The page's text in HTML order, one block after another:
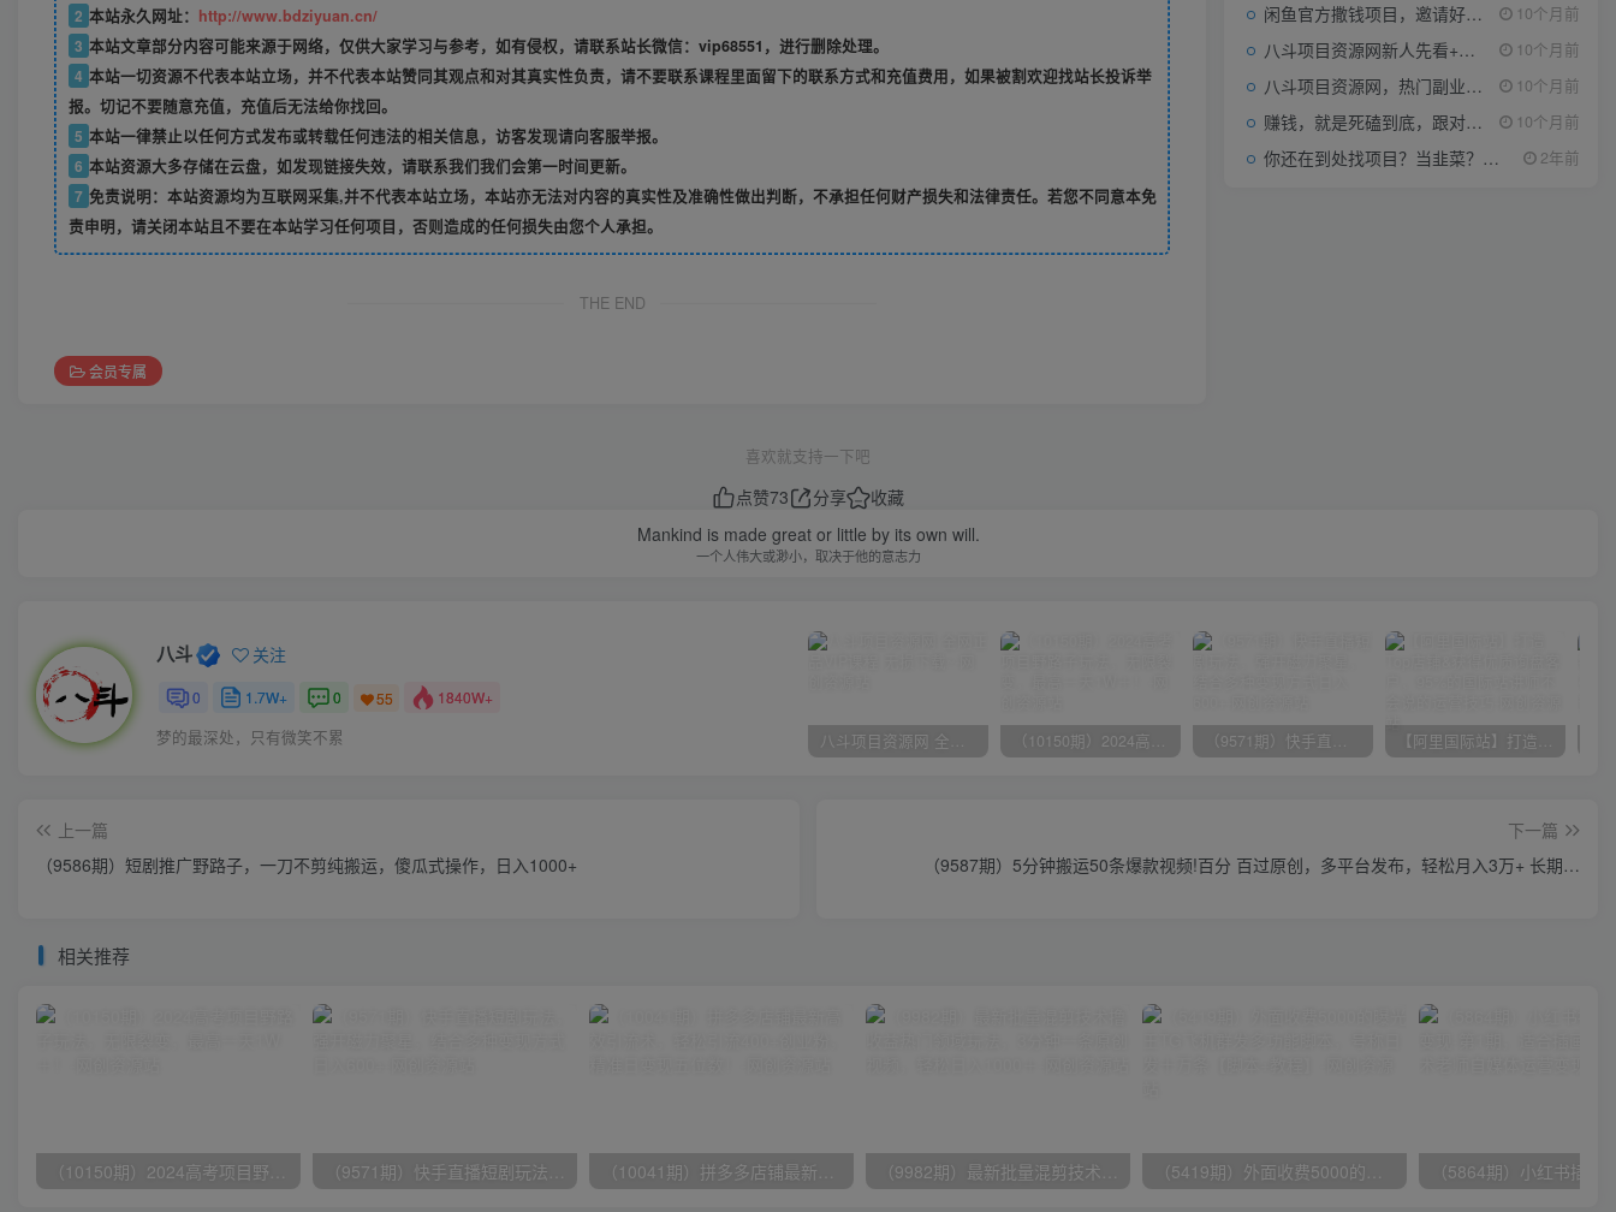
2 本站永久网址： http://www.bdziyuan.cn/
3 本站文章部分内容可能来源于网络，仅供大家学习与参考，如有侵权，请联系站长微信：vip68551，进行删除处理。
4 本站一切资源不代表本站立场，并不代表本站赞同其观点和对其真实性负责，请不要联系课程里面留下的联系方式和充值费用，如果被割欢迎找站长投诉举
报。切记不要随意充值，充值后无法给你找回。
5 本站一律禁止以任何方式发布或转载任何违法的相关信息，访客发现请向客服举报。
6 本站资源大多存储在云盘，如发现链接失效，请联系我们我们会第一时间更新。
7 免责说明：本站资源均为互联网采集,并不代表本站立场，本站亦无法对内容的真实性及准确性做出判断，不承担任何财产损失和法律责任。若您不同意本免
责申明，请关闭本站且不要在本站学习任何项目，否则造成的任何损失由您个人承担。
THE END
会员专属
喜欢就支持一下吧
点赞73 分享
收藏
Mankind is made great or little by its own will.
一个人伟大或渺小，取决于他的意志力
八斗 关注
0 1.7W+ 0 55 1840W+
梦的最深处，只有微笑不累 八斗项目资源网 全网正品VIP课程 无损下载~ （10150期）2024高考项目野路子玩法，无限裂变，最高一天1W＋！ （9571期）快手直播短剧玩法，强开磁力聚星，结合多种变现方式日入600+ 【阿里国际站】打造Top店铺&获得优质询盘客户，​95%的国际站讲师不会说的运营技巧
上一篇
（9586期）短剧推广野路子，一刀不剪纯搬运，傻瓜式操作，日入1000+
下一篇
（9587期）5分钟搬运50条爆款视频!百分 百过原创，多平台发布，轻松月入3万+ 长期…
相关推荐
（10150期）2024高考项目野路子玩法，无限裂变，最高一天1W＋！ （9571期）快手直播短剧玩法，强开磁力聚星，结合多种变现方式日入600+ （10041期）拼多多店铺最新高效引流术，轻松引流400+创业粉，精准日变现五位数！ （9982期）最新批量混剪技术撸收益热门领域玩法，3分钟一条原创视频，轻松日入1000＋ （5419期）外面收费5000的曝光王TG飞机群发多功能脚本，号称日发十万条【脚本+教程】
闲鱼官方撒钱项目，邀请好友领现金，单价1-8元，0成本可以当个小副业 10个月前
八斗项目资源网新人先看+领取【0撸小项目+互联网工具箱】 10个月前
八斗项目资源网，热门副业项目任你选，每日持续更新 10个月前
赚钱，就是死磕到底，跟对人做对事。 10个月前
你还在到处找项目？当韭菜？我靠项目资源网也能月如过万。 2年前